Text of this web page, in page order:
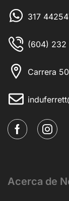
317
(604) 232
Carrera
Acerca de